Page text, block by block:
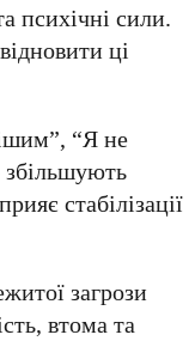
психічні сили.
ці
“Я не
стабілізації
загрози
втома та